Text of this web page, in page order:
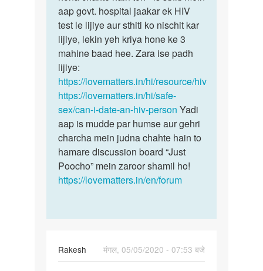
ek
ladki
se…
by
bata
rahe…
aap govt. hospital jaakar ek HIV
test le lijiye aur sthiti ko nischit kar
lijiye, lekin yeh kriya hone ke 3
mahine baad hee. Zara ise padh
lijiye:
https://lovematters.in/hi/resource/hiv
https://lovematters.in/hi/safe-
sex/can-i-date-an-hiv-person Yadi
aap is mudde par humse aur gehri
charcha mein judna chahte hain to
hamare discussion board “Just
Poocho” mein zaroor shamil ho!
https://lovematters.in/en/forum
Rakesh
मंगल, 05/05/2020 - 07:53 बजे